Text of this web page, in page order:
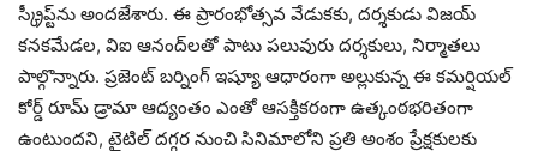
స్క్రీప్ట్‌ను అందజేశారు. ఈ ప్రారంభోత్సవ వేడుకకు, దర్శకుడు విజయ్‌
కనకమేడల, విఐ ఆనంద్‌లతో పాటు పలువురు దర్శకులు, నిర్మాతలు
పాల్గొన్నారు. ప్రజెంట్‌ బర్నింగ్‌ ఇష్యూ ఆధారంగా అల్లుకున్న ఈ కమర్షియల్‌
కోర్డ్‌ రూమ్‌ డ్రామా ఆద్యంతం ఎంతో ఆసక్తికరంగా ఉత్కంఠభరితంగా
ఉంటుందని, టైటిల్‌ దగ్గర నుంచి సినిమాలోని ప్రతి అంశం ప్రేక్షకులకు